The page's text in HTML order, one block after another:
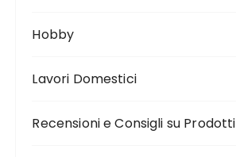
Hobby
Lavori Domestici
Recensioni e Consigli su Prodotti